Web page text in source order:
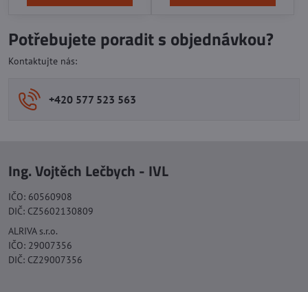
Potřebujete poradit s objednávkou?
Kontaktujte nás:
+420 577 523 563
Ing. Vojtěch Lečbych - IVL
IČO: 60560908
DIČ: CZ5602130809
ALRIVA s.r.o.
IČO: 29007356
DIČ: CZ29007356